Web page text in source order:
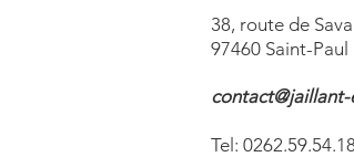
38, route de
97460 Saint-Paul
Tel: 0262.59.54.18